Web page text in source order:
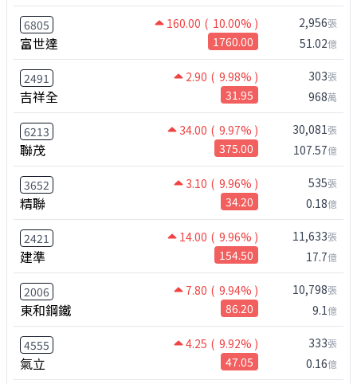
6805 160.00 ( 10.00% )
富世達 1760.00
2,956張
51.02億
2491 2.90 ( 9.98% )
吉祥全 31.95
303張
968萬
6213 34.00 ( 9.97% )
聯茂 375.00
30,081張
107.57億
3652 3.10 ( 9.96% )
精聯 34.20
535張
0.18億
2421 14.00 ( 9.96% )
建準 154.50
11,633張
17.7億
2006 7.80 ( 9.94% )
東和鋼鐵 86.20
10,798張
9.1億
4555 4.25 ( 9.92% )
氣立 47.05
333張
0.16億